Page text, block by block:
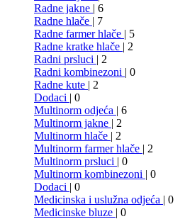
Radne jakne | 6
Radne hlače | 7
Radne farmer hlače | 5
Radne kratke hlače | 2
Radni prsluci | 2
Radni kombinezoni | 0
Radne kute | 2
Dodaci | 0
Multinorm odjeća | 6
Multinorm jakne | 2
Multinorm hlače | 2
Multinorm farmer hlače | 2
Multinorm prsluci | 0
Multinorm kombinezoni | 0
Dodaci | 0
Medicinska i uslužna odjeća | 0
Medicinske bluze | 0